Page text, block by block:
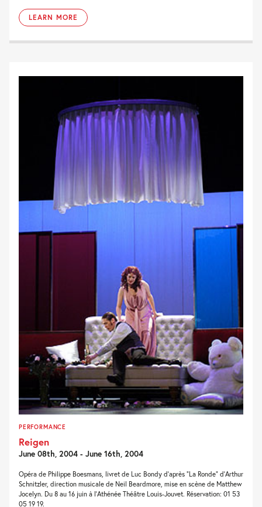
LEARN MORE
PERFORMANCE
Reigen
June 08th, 2004 - June 16th, 2004
Opéra de Philippe Boesmans, livret de Luc Bondy d’après “La Ronde” d’Arthur
Schnitzler, direction musicale de Neil Beardmore, mise en scène de Matthew
Jocelyn. Du 8 au 16 juin à l’Athénée Théâtre Louis-Jouvet. Réservation: 01 53
05 19 19.